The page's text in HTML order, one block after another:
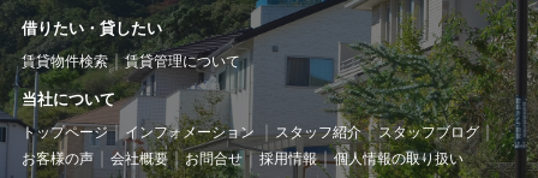
借りたい・貸したい
賃貸物件検索 賃貸管理について
当社について
トップページ インフォメーション スタッフ紹介
スタッフブログ
お客様の声
会社概要 お問合せ 採用情報 個人情報の取り扱い